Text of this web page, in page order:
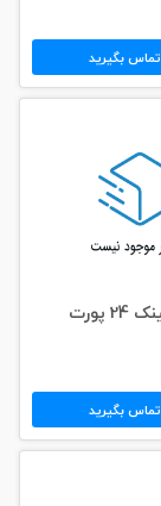
تماس بگیرید
پچ پنل دی لینک 24 پورت
تماس بگیرید